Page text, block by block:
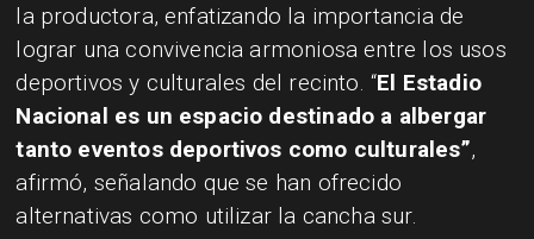
la productora, enfatizando la importancia de
lograr una convivencia armoniosa entre los usos
deportivos y culturales del recinto. “El Estadio
Nacional es un espacio destinado a albergar
tanto eventos deportivos como culturales”,
afirmó, señalando que se han ofrecido
alternativas como utilizar la cancha sur.